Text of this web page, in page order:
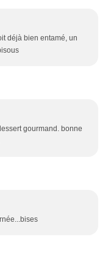
déjà bien entamé, un
gourmand. bonne